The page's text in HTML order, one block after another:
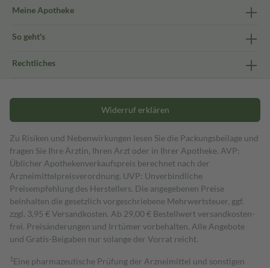
Meine Apotheke
So geht's
Rechtliches
Widerruf erklären
Zu Risiken und Nebenwirkungen lesen Sie die Packungsbeilage und
fragen Sie Ihre Ärztin, Ihren Arzt oder in Ihrer Apotheke. AVP:
Üblicher Apothekenverkaufspreis berechnet nach der
Arzneimittelpreisverordnung. UVP: Unverbindliche
Preisempfehlung des Herstellers. Die angegebenen Preise
beinhalten die gesetzlich vorgeschriebene Mehrwertsteuer, ggf.
zzgl. 3,95 € Versandkosten. Ab 29,00 € Bestell­wert versand­kosten­
frei. Preisänderungen und Irrtümer vorbehalten. Alle Angebote
und Gratis-Beigaben nur solange der Vorrat reicht.
1 Eine pharmazeutische Prüfung der Arzneimittel und sonstigen